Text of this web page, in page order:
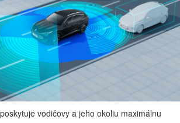
s úplne novým dizajnom interiéru, čalúnením
alebo v kombinácii čiernej a svetlo hnedej.
bez námahy prepínať medzi elektrickým a
závislosti od rýchlosti jazdy. Nechajte sa
elektrickým motorom. No zároveň máte istotu
sa zapája pri vyšších rýchlostiach a
motoru a batérii s vysokou kapacitou je HS
hybridným modelom vo svojej triede – z 0
za 7,9 sekundy. S krútiacim momentom 230
vodičovy a jeho okoliu maximálnu